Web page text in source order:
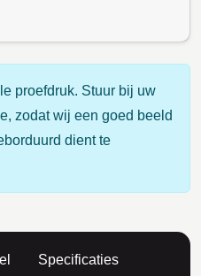
proefdruk. Stuur bij uw
zodat wij een goed beeld
dient te
Specificaties